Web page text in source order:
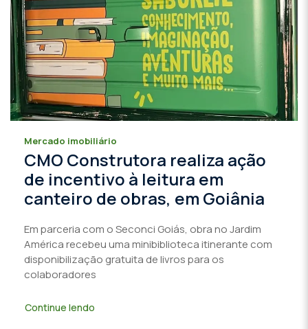
Mercado imobiliário
CMO Construtora realiza ação
de incentivo à leitura em
canteiro de obras, em Goiânia
Em parceria com o Seconci Goiás, obra no Jardim
América recebeu uma minibiblioteca itinerante com
disponibilização gratuita de livros para os
colaboradores
Continue lendo